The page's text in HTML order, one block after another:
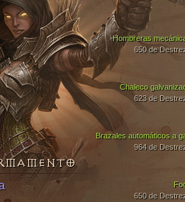
Chaleco
623 de
Brazales automáticos a
964 de
Hombreras
650 de
650 de